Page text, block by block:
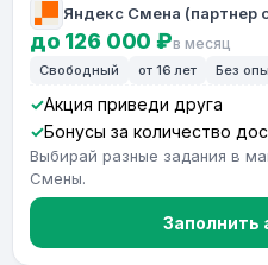
Яндекс Смена (партнер
до 126 000 ₽в месяц
Свободный от 16 лет Без
Акция приведи друга
Бонусы за количество
Выбирай разные задания в
Смены.
Заполнить